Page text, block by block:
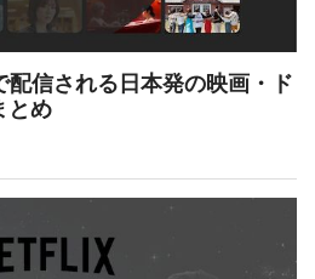
配信される日本発の映画・ド
とめ